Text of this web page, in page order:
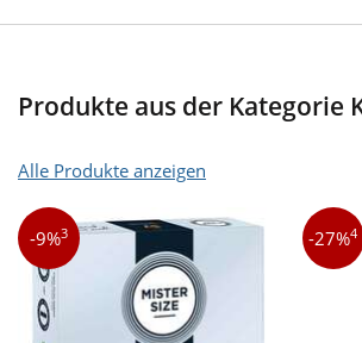
Produkte aus der Kategorie
Alle Produkte anzeigen
-9%3 -27%4